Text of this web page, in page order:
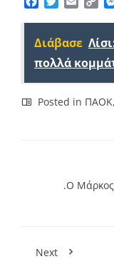
Διάβασε
πολλά
Posted in ΠΑΟΚ,
.Ο Μάρκος
Next